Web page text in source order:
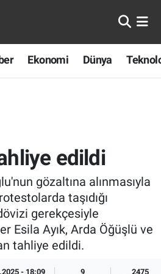
Ekonomi Dünya
edildi
gözaltına alınmasıyla
taşıdığı
gerekçesiyle
Esila Ayık, Arda Öğüşlü ve
tahliye edildi.
- 18:09 9 2475
Evrenive Fikstür